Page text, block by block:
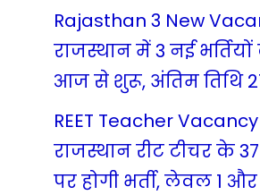
Rajasthan 3 New
राजस्थान में 3 नई
आज से शुरू, अंतिम तिथि
REET Teacher
राजस्थान रीट टीचर के
पर होगी भर्ती, लेवल 1